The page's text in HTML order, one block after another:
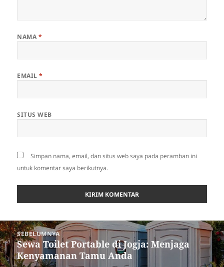
NAMA *
EMAIL*
SITUS WEB
Simpan nama, email, dan situs web saya pada peramban ini
untuk komentar saya berikutnya.
Navigasi
pos SEBELUMNYA
Pos
sebelumnya:
Sewa Toilet Portable di Jogja: Menjaga
Kenyamanan Tamu Anda